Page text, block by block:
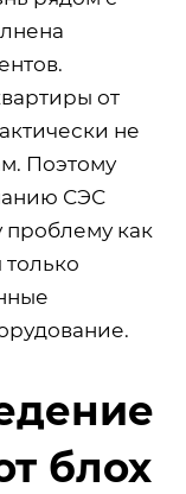
от
не
Поэтому
СЭС
как
только
блох